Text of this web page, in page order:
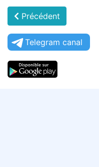
Précédent
Telegram canal